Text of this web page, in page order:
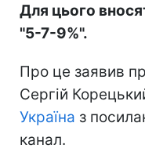
Для цього
"5-7-9%".
Про це заявив
Сергій
Україна з
канал.